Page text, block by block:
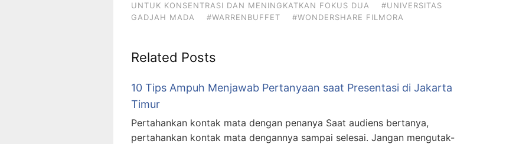
UNTUK KONSENTRASI DAN MENINGKATKAN FOKUS DUA
#UNIVERSITAS
GADJAH MADA
#WARRENBUFFET #WONDERSHARE FILMORA
Related Posts
10 Tips Ampuh Menjawab Pertanyaan saat Presentasi di Jakarta
Timur
Pertahankan kontak mata dengan penanya Saat audiens bertanya,
pertahankan kontak mata dengannya sampai selesai. Jangan mengutak-